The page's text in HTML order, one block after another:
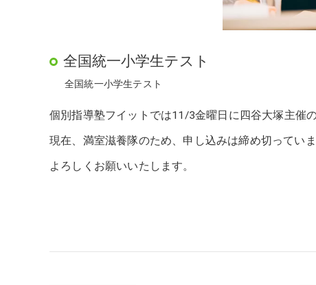
全国統一小学生テスト
全国統一小学生テスト
個別指導塾フイットでは11/3金曜日に四谷大塚主催
現在、満室滋養隊のため、申し込みは締め切っていま
よろしくお願いいたします。